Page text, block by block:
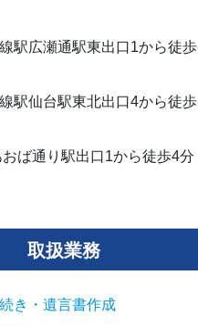
駅広瀬通駅東出口1から徒歩
駅仙台駅東北出口4から徒歩
ば通り駅出口1から徒歩4分
取扱業務
き・遺言書作成